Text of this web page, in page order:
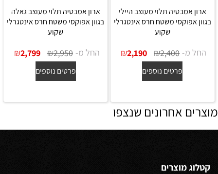
ארון אמבטיה תלוי מעוצב היילי
בגוון אפוקסי משטח חרס אינטגרלי
שקוע
החל מ- ₪2,400
₪2,190
פרטים נוספים
ארון אמבטיה תלוי מעוצב גאלה
בגוון אפוקסי משטח חרס אינטגרלי
שקוע
החל מ- ₪2,950
₪2,799
פרטים נוספים
מוצרים אחרונים שנצפו
קטלוג מוצרים